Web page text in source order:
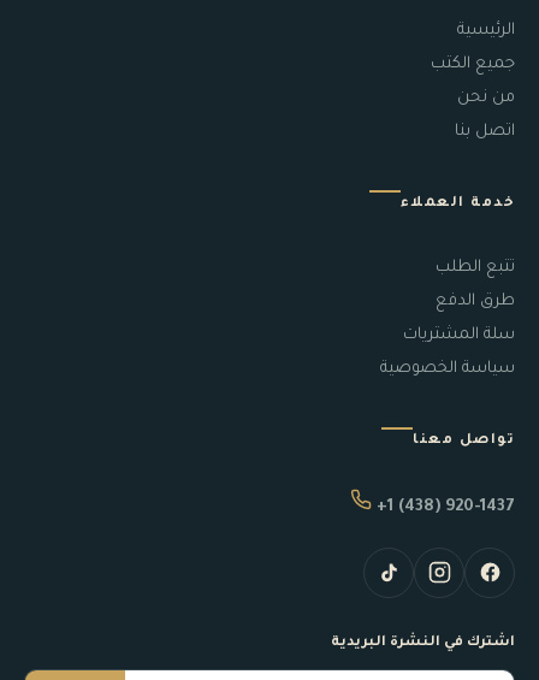
الرئيسية
جميع الكتب
من نحن
اتصل بنا
خدمة العملاء
تتبع الطلب
طرق الدفع
سلة المشتريات
سياسة الخصوصية
تواصل معنا
+1 (438) 920-1437
اشترك في النشرة البريدية